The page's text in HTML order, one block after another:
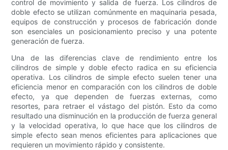
control de movimiento y salida de fuerza. Los cilindros de
doble efecto se utilizan comúnmente en maquinaria pesada,
equipos de construcción y procesos de fabricación donde
son esenciales un posicionamiento preciso y una potente
generación de fuerza.
Una de las diferencias clave de rendimiento entre los
cilindros de simple y doble efecto radica en su eficiencia
operativa. Los cilindros de simple efecto suelen tener una
eficiencia menor en comparación con los cilindros de doble
efecto, ya que dependen de fuerzas externas, como
resortes, para retraer el vástago del pistón. Esto da como
resultado una disminución en la producción de fuerza general
y la velocidad operativa, lo que hace que los cilindros de
simple efecto sean menos eficientes para aplicaciones que
requieren un movimiento rápido y consistente.